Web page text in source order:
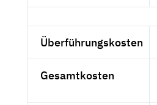
Überführungskosten
Gesamtkosten